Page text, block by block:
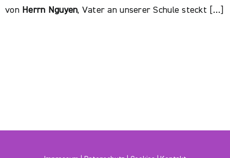
von Herrn Nguyen, Vater an unserer Schule steckt […]